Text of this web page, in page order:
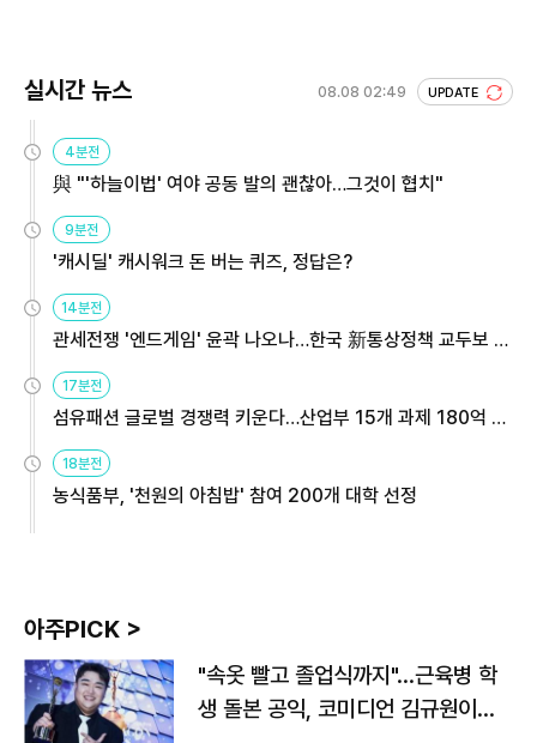
실시간 뉴스 08.08 02:49 UPDATE
4분전
與 "'하늘이법' 여야 공동 발의 괜찮아…그것이 협치"
9분전
'캐시딜' 캐시워크 돈 버는 퀴즈, 정답은?
14분전
관세전쟁 '엔드게임' 윤곽 나오나…한국 新통상정책 교두보 활
용해야
17분전
섬유패션 글로벌 경쟁력 키운다…산업부 15개 과제 180억 지
원
18분전
농식품부, '천원의 아침밥' 참여 200개 대학 선정
아주PICK >
"속옷 빨고 졸업식까지"…근육병 학
생 돌본 공익, 코미디언 김규원이었